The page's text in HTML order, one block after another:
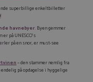
superbillige enkeltbilletter
!
havnebyer. Byen gemmer
på UNESCO’s
på en snor, ermust-see
– den stammer nemlig fra
på opdagelse i hyggelige